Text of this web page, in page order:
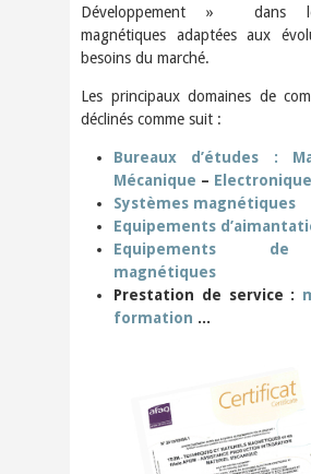
Développement » dans
magnétiques adaptées aux
besoins du marché.
Les principaux domaines de
déclinés comme suit :
Bureaux d’études :
Mécanique – Electronique
Systèmes magnétiques
Equipements
Equipements de
magnétiques
Prestation de service :
formation ...